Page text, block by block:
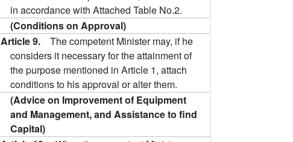
in accordance with Attached Table No.2.
(Conditions on Approval)
Article 9. The competent Minister may, if he
considers it necessary for the attainment of
the purpose mentioned in Article 1, attach
conditions to his approval or alter them.
(Advice on Improvement of Equipment
and Management, and Assistance to find
Capital)